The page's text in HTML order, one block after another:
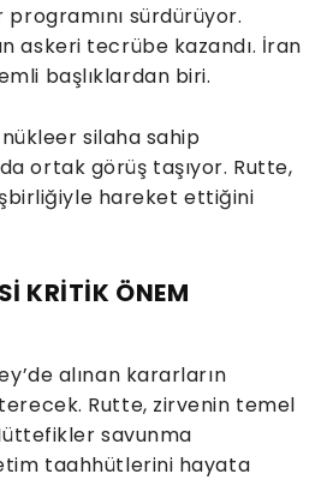
sürdürüyor.
askeri tecrübe kazandı. İran
başlıklardan biri.
silaha sahip
ortak görüş taşıyor. Rutte,
hareket ettiğini
KRİTİK ÖNEM
alınan kararların
Rutte, zirvenin temel
savunma
taahhütlerini hayata